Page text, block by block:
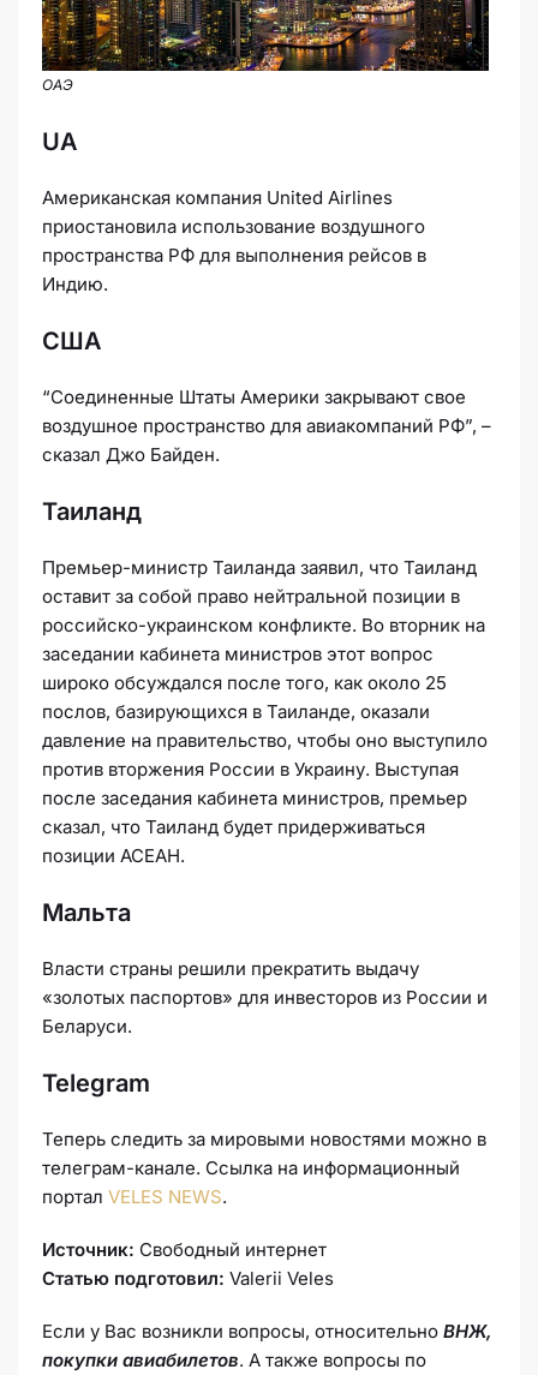
ОАЭ
UA
Американская компания United Airlines
приостановила использование воздушного
пространства РФ для выполнения рейсов в
Индию.
США
“Соединенные Штаты Америки закрывают свое
воздушное пространство для авиакомпаний РФ”, –
сказал Джо Байден.
Таиланд
Премьер-министр Таиланда заявил, что Таиланд
оставит за собой право нейтральной позиции в
российско-украинском конфликте. Во вторник на
заседании кабинета министров этот вопрос
широко обсуждался после того, как около 25
послов, базирующихся в Таиланде, оказали
давление на правительство, чтобы оно выступило
против вторжения России в Украину. Выступая
после заседания кабинета министров, премьер
сказал, что Таиланд будет придерживаться
позиции АСЕАН.
Мальта
Власти страны решили прекратить выдачу
«золотых паспортов» для инвесторов из России и
Беларуси.
Telegram
Теперь следить за мировыми новостями можно в
телеграм-канале. Ссылка на информационный
портал VELES NEWS.
Источник: Свободный интернет
Статью подготовил: Valerii Veles
Если у Вас возникли вопросы, относительно ВНЖ,
покупки авиабилетов. А также вопросы по